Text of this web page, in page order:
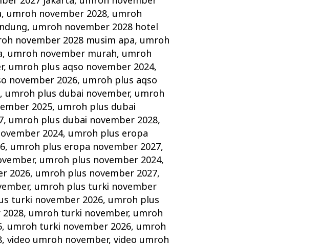
, umroh november 2028, umroh
, umroh november 2028 hotel
november 2028 musim apa, umroh
, umroh november murah, umroh
, umroh plus aqso november 2024,
november 2026, umroh plus aqso
, umroh plus dubai november, umroh
2025, umroh plus dubai
, umroh plus dubai november 2028,
2024, umroh plus eropa
, umroh plus eropa november 2027,
, umroh plus november 2024,
2026, umroh plus november 2027,
, umroh plus turki november
turki november 2026, umroh plus
, umroh turki november, umroh
, umroh turki november 2026, umroh
,video umroh november,video umroh